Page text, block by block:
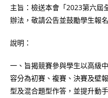
主旨：檢送本會「2023第六屆
辦法，敬請公告並鼓勵學生報名
說明：
一、旨揭競賽參與學生以高級
容分為初賽、複賽、決賽及壁
型及混合題型作答，並提升動